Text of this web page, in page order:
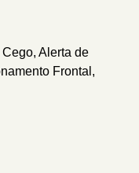
Alerta de
Frontal,